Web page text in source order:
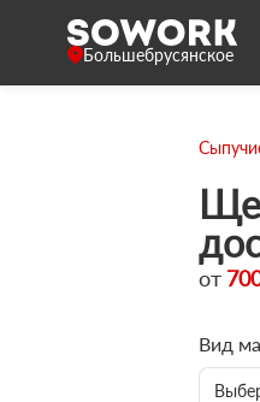
Большебрусянское
от
Вид